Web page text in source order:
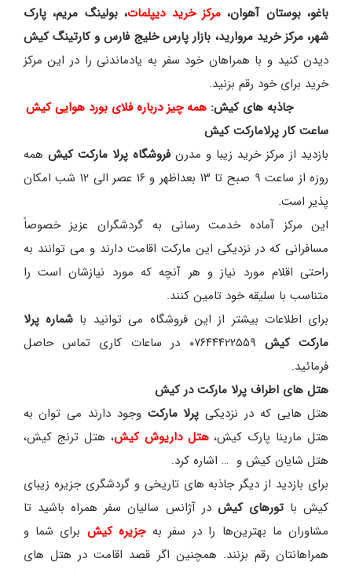
باغو، بوستان آهوان، مرکز خرید دیپلمات، بولینگ مریم، پارک
شهر، مرکز خرید مروارید، بازار پارس خلیج فارس و کارتینگ کیش
دیدن کنید و با همراهان خود سفر به یادماندنی را در این مرکز
خرید برای خود رقم بزنید.
جاذبه های کیش: همه چیز درباره فلای بورد هوایی کیش
ساعت کار پرلامارکت کیش
بازدید از مرکز خرید زیبا و مدرنفروشگاه پرلا مارکت کیش همه
روزه از ساعت ۹ صبح تا ۱۳ بعداظهر و ۱۶ عصر الی ۱۲ شب امکان
پذیر است.
این مرکز آماده خدمت رسانی به گردشگران عزیز خصوصاً
مسافرانی که در نزدیکی این مارکت اقامت دارند و می توانند به
راحتی اقلام مورد نیاز و هر آنچه که مورد نیازشان است را
متناسب با سلیقه خود تامین کنند.
برای اطلاعات بیشتر از این فروشگاه می توانید با شماره پرلا
مارکت کیش
۰۷۶۴۴۴۲۲۵۵۹ در ساعات کاری تماس حاصل
فرمائید.
هتل های اطراف پرلا مارکتدرکیش
هتل هایی که در نزدیکی پرلا مارکت وجود دارند می توان به
هتل مارینا پارک کیش،هتل داریوش کیش، هتل ترنج کیش،
هتل شایان کیش و … اشاره کرد.
برای بازدید از دیگر جاذبه های تاریخی و گردشگری جزیره زیبای
کیش با تورهای کیش در آژانس سالیان سفر همراه باشید تا
مشاوران ما بهترین‌ها را در سفر بهجزیره کیش برای شما و
همراهانتان رقم بزنند. همچنین اگر قصد اقامت در هتل های